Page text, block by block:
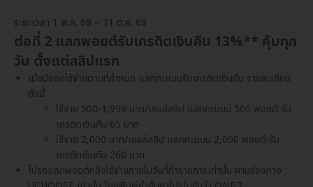
ระยะเวลา 1 พ.ค. 68 – 31 ต.ค. 68
ต่อที่ 2 แลกพอยต์รับเครดิตเงินคืน 13%** คุ้มทุก
วัน ตั้งแต่สลิปแรก
เมื่อมียอดใช้จ่ายตามที่กำหนด แลกคะแนนรับเครดิตเงินคืน รายละเอียด
ดังนี้
ใช้จ่าย 500-1,999 บาท/เซลล์สลิป แลกคะแนน 500 พอยต์ รับ
เครดิตเงินคืน 65 บาท
ใช้จ่าย 2,000 บาท/เซลล์สลิป แลกคะแนน 2,000 พอยต์ รับ
เครดิตเงินคืน 260 บาท
โปรดแลกพอยต์หลังใช้จ่ายภายในวันที่ทำรายการเท่านั้น ผ่านช่องทาง